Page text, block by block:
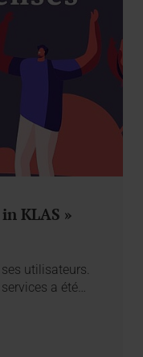
KLAS »
utilisateurs.
a été…